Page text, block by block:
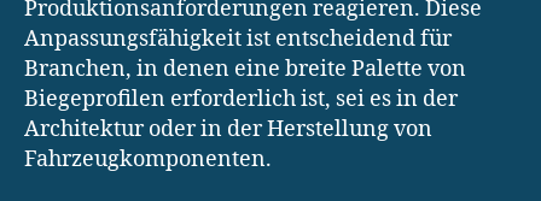
Produktionsanforderungen reagieren. Diese
Anpassungsfähigkeit ist entscheidend für
Branchen, in denen eine breite Palette von
Biegeprofilen erforderlich ist, sei es in der
Architektur oder in der Herstellung von
Fahrzeugkomponenten.